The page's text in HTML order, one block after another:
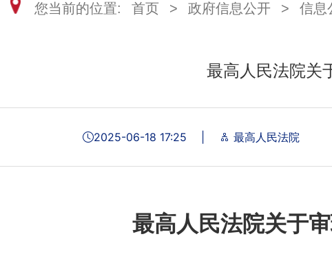
您当前的位置: 首页 > 政府信息公开 > 信息
最高人民法院关
2025-06-18 17:25 最高人民法院
最高人民法院关于